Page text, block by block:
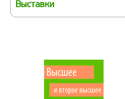
Выставки